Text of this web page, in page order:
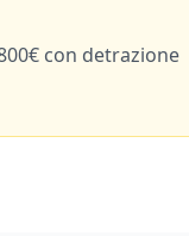
€ con detrazione